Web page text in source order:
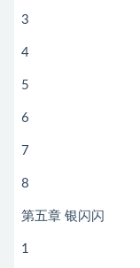
3
4
5
6
7
8
第五章 银闪闪
1